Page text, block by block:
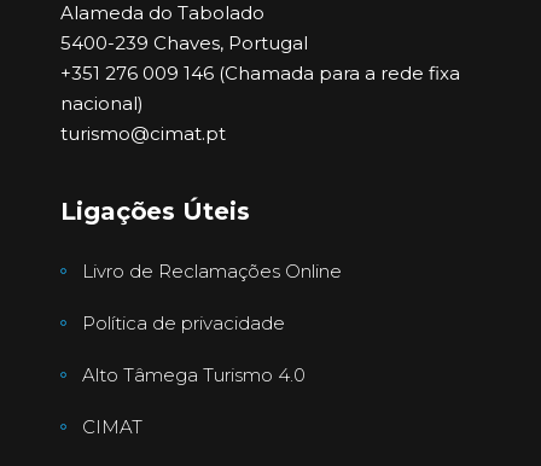
Alameda do Tabolado
5400-239 Chaves, Portugal
+351 276 009 146 (Chamada para a rede fixa
nacional)
turismo@cimat.pt
Ligações Úteis
Livro de Reclamações Online
Política de privacidade
Alto Tâmega Turismo 4.0
CIMAT